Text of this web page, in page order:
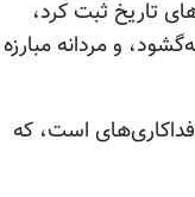
تاریخ ثبت کرد،
و مردانه مبارزه
فداکاری‌های است، که